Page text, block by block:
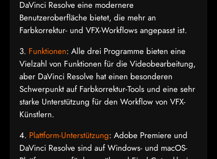
DaVinci Resolve eine modernere
Benutzeroberfläche bietet, die mehr an
Farbkorrektur- und VFX-Workflows angepasst ist.
3. Funktionen: Alle drei Programme bieten eine
Vielzahl von Funktionen für die Videobearbeitung,
aber DaVinci Resolve hat einen besonderen
Schwerpunkt auf Farbkorrektur-Tools und eine sehr
starke Unterstützung für den Workflow von VFX-
Künstlern.
4. Plattform-Unterstützung: Adobe Premiere und
DaVinci Resolve sind auf Windows- und macOS-